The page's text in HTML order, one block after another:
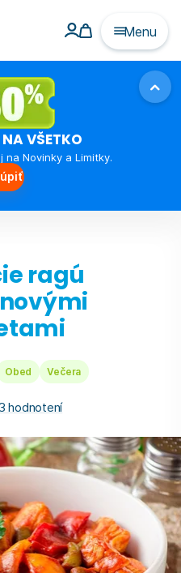
Menu
VŠETKO
na Novinky a Limitky.
ragú
hodnotení
Obed Večera